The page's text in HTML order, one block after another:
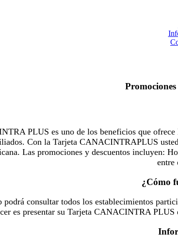
Promociones
PLUS es uno de los beneficios que
Con la Tarjeta CANACINTRAPLUS
Las promociones y descuentos incluyen:
entre
¿Cómo
podrá consultar todos los establecimientos
es presentar su Tarjeta CANACINTRA